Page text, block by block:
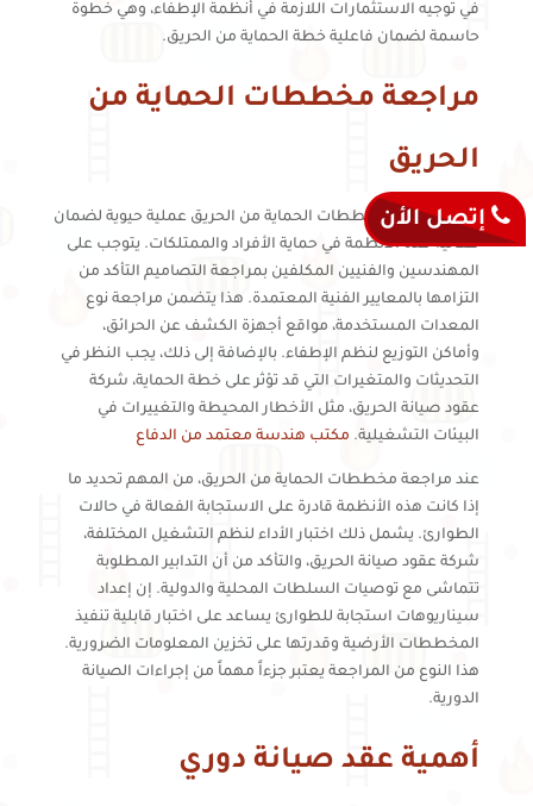
في توجيه الاستثمارات اللازمة في أنظمة الإطفاء، وهي خطوة
حاسمة لضمان فاعلية خطة الحماية من الحريق.
مراجعة مخططات الحماية من
الحريق
تعتبر مراجعة مخططات الحماية من الحريق عملية حيوية لضمان
فعالية هذه الأنظمة في حماية الأفراد والممتلكات. يتوجب على
المهندسين والفنيين المكلفين بمراجعة التصاميم التأكد من
التزامها بالمعايير الفنية المعتمدة. هذا يتضمن مراجعة نوع
المعدات المستخدمة، مواقع أجهزة الكشف عن الحرائق،
وأماكن التوزيع لنظم الإطفاء. بالإضافة إلى ذلك، يجب النظر في
التحديثات والمتغيرات التي قد تؤثر على خطة الحماية، شركة
عقود صيانة الحريق، مثل الأخطار المحيطة والتغييرات في
البيئات التشغيلية. مكتب هندسة معتمد من الدفاع
عند مراجعة مخططات الحماية من الحريق، من المهم تحديد ما
إذا كانت هذه الأنظمة قادرة على الاستجابة الفعالة في حالات
الطوارئ. يشمل ذلك اختبار الأداء لنظم التشغيل المختلفة،
شركة عقود صيانة الحريق، والتأكد من أن التدابير المطلوبة
تتماشى مع توصيات السلطات المحلية والدولية. إن إعداد
سيناريوهات استجابة للطوارئ يساعد على اختبار قابلية تنفيذ
المخططات الأرضية وقدرتها على تخزين المعلومات الضرورية.
هذا النوع من المراجعة يعتبر جزءاً مهماً من إجراءات الصيانة
الدورية.
أهمية عقد صيانة دوري
إتصل الأن